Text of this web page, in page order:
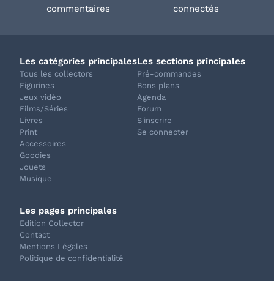
commentaires connectés
Les catégories principales
Tous les collectors
Figurines
Jeux vidéo
Films/Séries
Livres
Print
Accessoires
Goodies
Jouets
Musique
Les sections principales
Pré-commandes
Bons plans
Agenda
Forum
S'inscrire
Se connecter
Les pages principales
Edition Collector
Contact
Mentions Légales
Politique de confidentialité